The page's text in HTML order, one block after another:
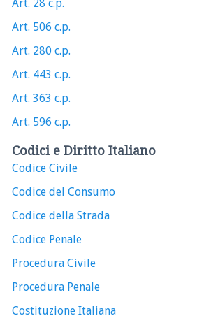
Art. 28 c.p.
Art. 506 c.p.
Art. 280 c.p.
Art. 443 c.p.
Art. 363 c.p.
Art. 596 c.p.
Codici e Diritto Italiano
Codice Civile
Codice del Consumo
Codice della Strada
Codice Penale
Procedura Civile
Procedura Penale
Costituzione Italiana